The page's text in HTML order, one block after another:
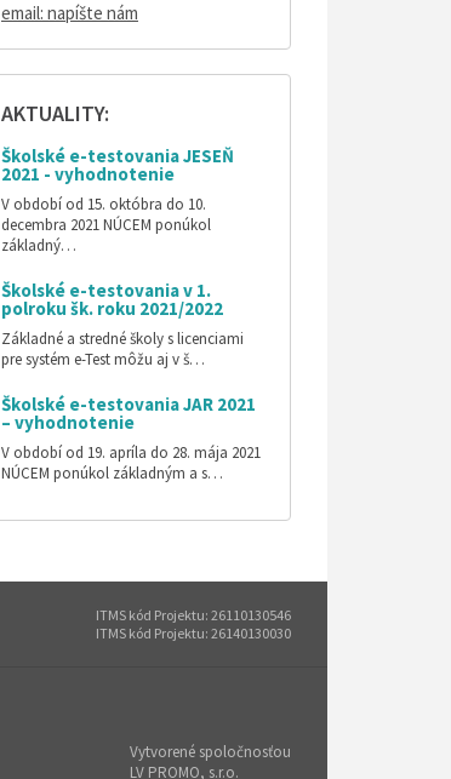
email: napíšte nám
AKTUALITY:
Školské e-testovania JESEŇ
2021 - vyhodnotenie
V období od 15. októbra do 10.
decembra 2021 NÚCEM ponúkol
základný…
Školské e-testovania v 1.
polroku šk. roku 2021/2022
Základné a stredné školy s licenciami
pre systém e-Test môžu aj v š…
Školské e-testovania JAR 2021
– vyhodnotenie
V období od 19. apríla do 28. mája 2021
NÚCEM ponúkol základným a s…
ITMS kód Projektu: 26110130546
ITMS kód Projektu: 26140130030
Vytvorené spoločnosťou
LV PROMO, s.r.o.